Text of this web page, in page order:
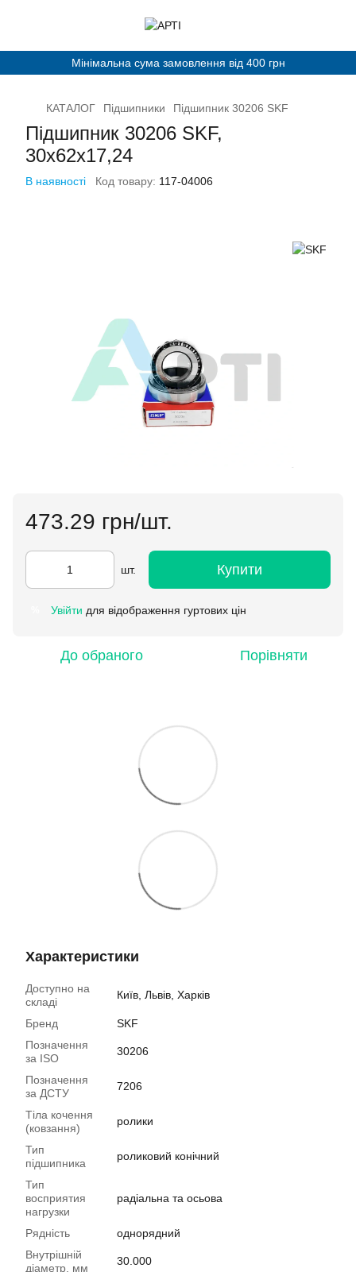
Мінімальна сума замовлення від 400 грн
КАТАЛОГ Підшипники Підшипник 30206 SKF
Підшипник 30206 SKF,
30х62х17,24
В наявності Код товару: 117-04006
473.29 грн/шт.
шт. Купити
Увійти для відображення гуртових цін
До обраного Порівняти
Характеристики
Доступно на
складі
Київ, Львів, Харків
Бренд
SKF
Позначення
за ISO
30206
Позначення
за ДСТУ
7206
Тіла кочення
(ковзання)
ролики
Тип
підшипника
роликовий конічний
Тип
восприятия
нагрузки
радіальна та осьова
Рядність
однорядний
Внутрішній
діаметр, мм
30.000